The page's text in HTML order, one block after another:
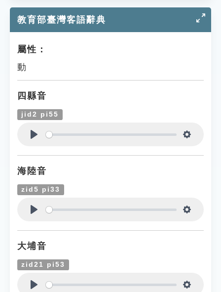
教育部臺灣客語辭典
屬性：
動
四縣音
jid2 pi55
海陸音
zid5 pi33
大埔音
zid21 pi53